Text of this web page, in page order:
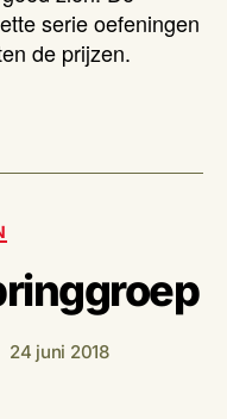
serie oefeningen
de prijzen.
24 juni 2018